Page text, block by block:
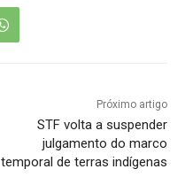
Próximo artigo
STF volta a suspender
julgamento do marco
temporal de terras indígenas